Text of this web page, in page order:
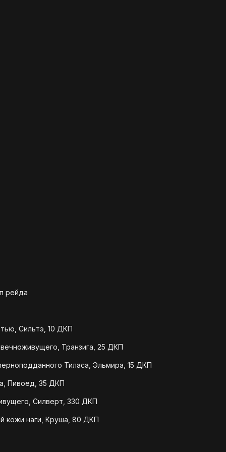
рейда
Сильтэ, 10 ДКП
Транзига, 25 ДКП
Тиласа, Эльмира, 15 ДКП
Пивоед, 35 ДКП
Силверт, 330 ДКП
кожи наги, Круша, 80 ДКП